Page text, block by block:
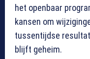
het openbaar
kansen om
tussentijdse
blijft geheim.